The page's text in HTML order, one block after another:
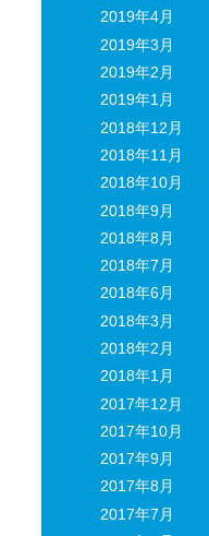
2019年4月
2019年3月
2019年2月
2019年1月
2018年12月
2018年11月
2018年10月
2018年9月
2018年8月
2018年7月
2018年6月
2018年3月
2018年2月
2018年1月
2017年12月
2017年10月
2017年9月
2017年8月
2017年7月